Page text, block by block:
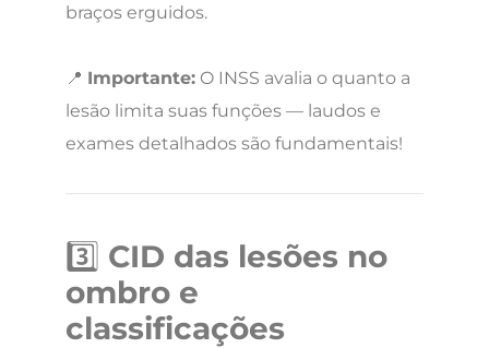
braços erguidos.
📍 Importante: O INSS avalia o quanto a
lesão limita suas funções — laudos e
exames detalhados são fundamentais!
3️⃣ CID das lesões no
ombro e
classificações